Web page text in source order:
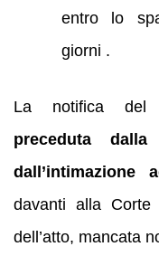
entro lo
giorni .
La notifica del
preceduta
dall’intimazione
davanti alla
dell’atto, mancata